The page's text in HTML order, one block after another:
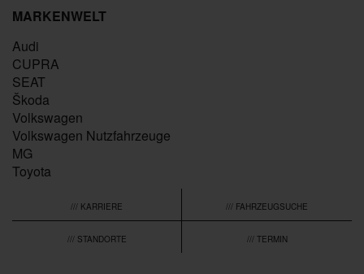
MARKENWELT
Audi
CUPRA
SEAT
Škoda
Volkswagen
Volkswagen Nutzfahrzeuge
MG
Toyota
/// KARRIERE /// FAHRZEUGSUCHE
/// STANDORTE /// TERMIN